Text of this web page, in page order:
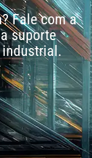
Fale com a
suporte